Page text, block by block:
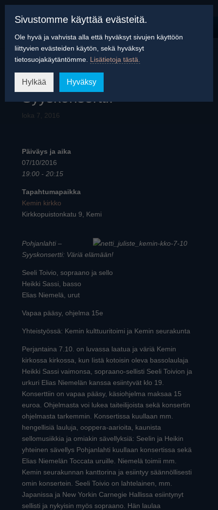
Pohjanlahti –
Syyskonsertti.
loka 7, 2016
Päiväys ja aika
07/10/2016
19:00 - 20:15
Tapahtumapaikka
Kemin kirkko
Kirkkopuistonkatu 9, Kemi
Pohjanlahti –
Syyskonsertti: Väriä elämään!
Seeli Toivio, sopraano ja sello
Heikki Sassi, basso
Elias Niemelä, urut
Vapaa pääsy, ohjelma 15e
Yhteistyössä: Kemin kulttuuritoimi ja Kemin seurakunta
Perjantaina 7.10. on luvassa laatua ja väriä Kemin
kirkossa kirkossa, kun Iistä kotoisin oleva bassolaulaja
Heikki Sassi vaimonsa, sopraano-sellisti Seeli Toivion ja
urkuri Elias Niemelän kanssa esiintyvät klo 19.
Konserttiin on vapaa pääsy, käsiohjelma maksaa 15
euroa. Ohjelmasta voi lukea taiteilijoista sekä konsertin
ohjelmasta tarkemmin. Konsertissa kuullaan mm.
hengellisiä lauluja, ooppera-aarioita, kaunista
sellomusiikkia ja omiakin sävellyksiä: Seelin ja Heikin
yhteinen sävellys Pohjanlahti kuullaan konsertissa sekä
Elias Niemelän Toccata uruille. Niemelä toimii mm.
Kemin seurakunnan kanttorina ja esiintyy säännöllisesti
omin konsertein. Seeli Toivio on lahtelainen, mm.
Japanissa ja New Yorkin Carnegie Hallissa esiintynyt
sellisti ja nykyisin myös sopraano. Hän laulaa
Sivustomme käyttää evästeitä.
Ole hyvä ja vahvista alla että hyväksyt sivujen käyttöön
liittyvien evästeiden käytön, sekä hyväksyt
tietosuojakäytäntömme. Lisätietoja tästä.
Hylkää Hyväksy